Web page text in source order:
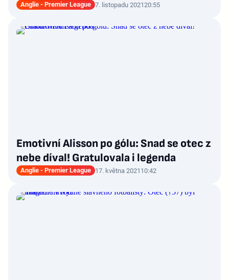
Anglie - Premier League 7. listopadu 202120:55
Emotivní Alisson po gólu: Snad se otec z
nebe díval! Gratulovala i legenda
Anglie - Premier League 17. května 2021 10:42